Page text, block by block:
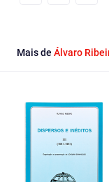
Mais de Álvaro